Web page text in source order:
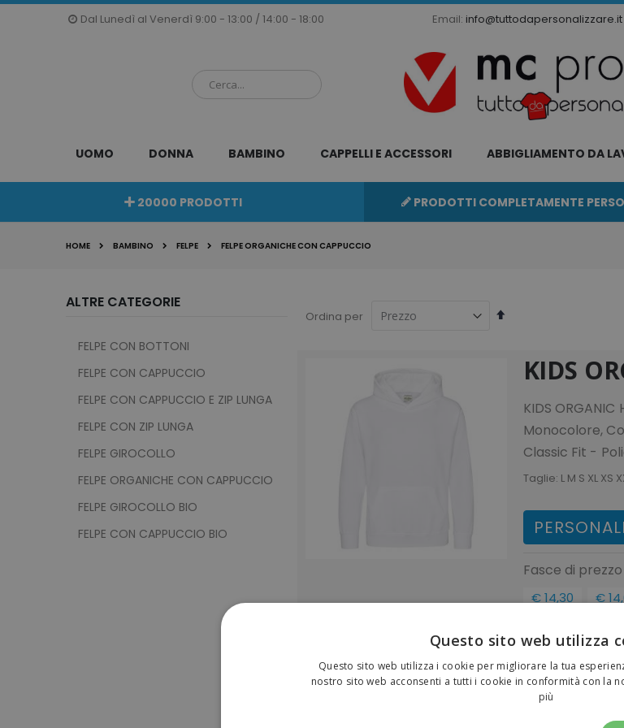
Dal Lunedì al Venerdì 9:00 - 13:00 / 14:00 - 18:00 Email: info@tuttodapersonalizzare.it
Salta
UOMO DONNA BAMBINO CAPPELLI E ACCESSORI ABBIGLIAMENTO DA
20000 PRODOTTI PRODOTTI COMPLETAMENTE
HOME BAMBINO FELPE FELPE ORGANICHE CON CAPPUCCIO
Ordina per
Imposta
KIDS
KIDS
Monocolore,
Classic Fit -
Taglie: L M S XL XS
Fasce di prezzo
€ 14,30
(IVA incl.)
€
(IVA
€ 24,34
20pz
€ 29,69
(IVA incl.)
€
ALTRE CATEGORIE
FELPE CON BOTTONI
FELPE CON CAPPUCCIO
FELPE CON CAPPUCCIO E ZIP LUNGA
FELPE CON ZIP LUNGA
FELPE GIROCOLLO
FELPE ORGANICHE CON CAPPUCCIO
FELPE GIROCOLLO BIO
FELPE CON CAPPUCCIO BIO
Questo sito web utilizza
Questo sito web utilizza i cookie per migliorare la tua
nostro sito web acconsenti a tutti i cookie in conformità con la
più